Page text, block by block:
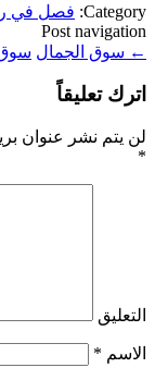
Category: فصل في
Post navigation
← سوق الجمال سوق
اترك تعليقاً
لن يتم نشر عنوان
*
التعليق
الاسم *